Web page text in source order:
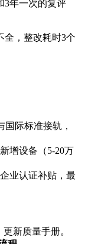
3年一次的复评
全，整改耗时3个
国际标准接轨，
增设备（5-20万
业认证补贴，最
新质量手册。